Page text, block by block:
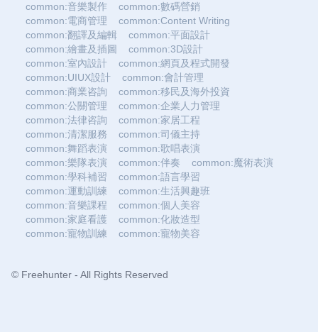
common:音樂製作
common:數碼營銷
common:電商管理
common:Content Writing
common:翻譯及編輯
common:平面設計
common:繪畫及插圖
common:3D設計
common:室內設計
common:網頁及程式開發
common:UIUX設計
common:會計管理
common:商業咨詢
common:移民及海外投資
common:公關管理
common:企業人力管理
common:法律咨詢
common:家居工程
common:清潔服務
common:司儀主持
common:舞蹈表演
common:歌唱表演
common:樂隊表演
common:伴奏
common:魔術表演
common:學科補習
common:語言學習
common:運動訓練
common:生活興趣班
common:音樂課程
common:個人美容
common:家庭看護
common:化妝造型
common:寵物訓練
common:寵物美容
© Freehunter - All Rights Reserved